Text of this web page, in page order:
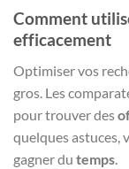
Comment
efficacement
Optimiser vos
gros. Les
pour trouver des
quelques astuces,
gagner du temps